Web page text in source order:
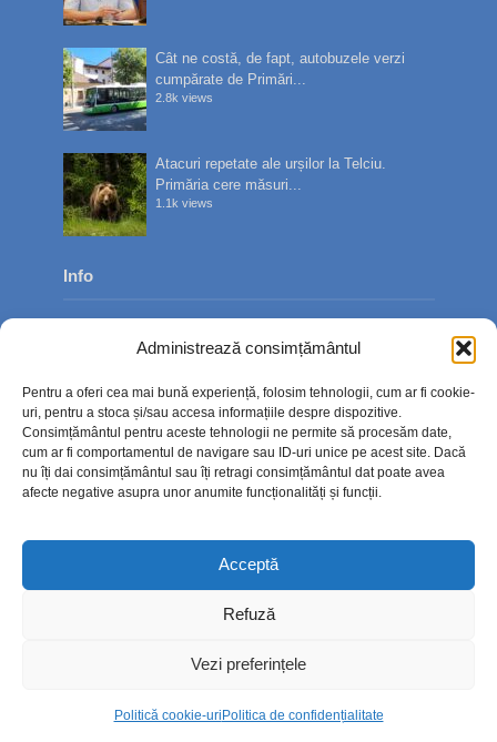
Administrează consimțământul
Pentru a oferi cea mai bună experiență, folosim tehnologii, cum ar fi cookie-
uri, pentru a stoca și/sau accesa informațiile despre dispozitive.
Consimțământul pentru aceste tehnologii ne permite să procesăm date,
cum ar fi comportamentul de navigare sau ID-uri unice pe acest site. Dacă
nu îți dai consimțământul sau îți retragi consimțământul dat poate avea
afecte negative asupra unor anumite funcționalități și funcții.
Acceptă
Refuză
Vezi preferințele
Politică cookie-uriPolitica de confidențialitate
Cât ne costă, de fapt, autobuzele verzi
cumpărate de Primări...
2.8k views
Atacuri repetate ale urșilor la Telciu.
Primăria cere măsuri...
1.1k views
Info
Contact
Politica de confidențialitate
Politică cookie-uri (UE)
Copyright © 2026. TimpOnline.ro